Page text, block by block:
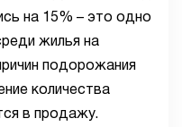
на 15% – это одно
жилья на
подорожания
количества
в продажу.